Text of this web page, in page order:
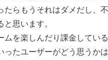
たらもうそれはダメだし、
思います。
ムを楽しんだり課金してい
ったユーザーがどう思うか